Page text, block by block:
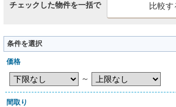
チェックした物件を一括で
条件を選択
価格
～
間取り